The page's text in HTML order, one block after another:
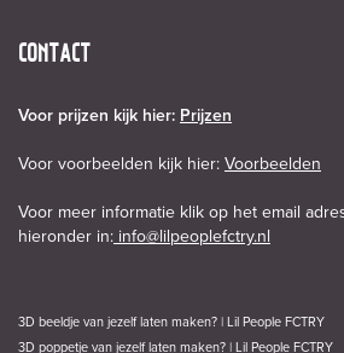
CONTACT
Voor prijzen kijk hier: Prijzen
Voor voorbeelden kijk hier: Voorbeelden
Voor meer informatie klik op het email
hieronder in: info@lilpeoplefctry.nl
3D beeldje van jezelf laten maken? | Lil People FCTRY
3D poppetje van jezelf laten maken? | Lil People FCTRY